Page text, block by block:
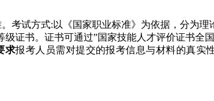
考试方式:以《国家职业标准》为依据，分为理
证书。证书可通过”国家技能人才评价证书全
求报考人员需对提交的报考信息与材料的真实